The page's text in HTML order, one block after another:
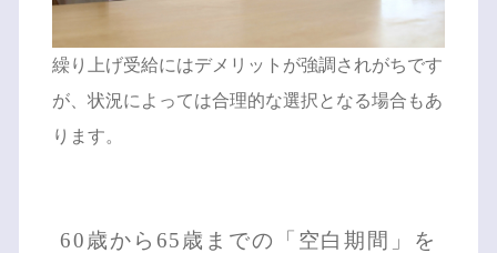
繰り上げ受給にはデメリットが強調されがちです
が、状況によっては合理的な選択となる場合もあ
ります。
60歳から65歳までの「空白期間」を